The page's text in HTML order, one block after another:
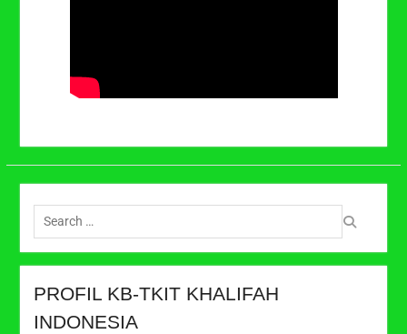
Search
for:
PROFIL KB-TKIT KHALIFAH
INDONESIA